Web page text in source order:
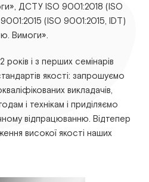
ДСТУ ІSО 9001:2018 (ІSО
(ІSО 9001:2015, ІDТ)
Вимоги».
і з перших семінарів
якості: запрошуємо
викладачів,
і технікам і приділяємо
відпрацюванню. Відтепер
високої якості наших